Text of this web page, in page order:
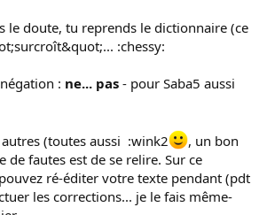
le doute, tu reprends le dictionnaire (ce
:chessy:
: ne... pas - pour Saba5 aussi
(toutes aussi :wink2
, un bon
de fautes est de se relire. Sur ce
ré-éditer votre texte pendant (pdt
les corrections... je le fais même-